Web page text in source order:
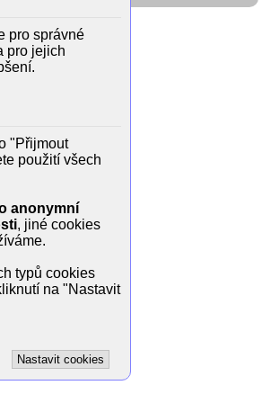
pro správné
pro jejich
"Přijmout
použití všech
anonymní
, jiné cookies
typů cookies
na "Nastavit
Nastavit cookies